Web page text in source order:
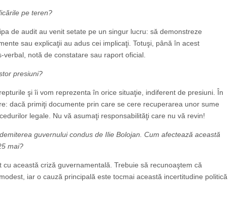
pe teren?
de audit au venit setate pe un singur lucru: să demonstreze
sau explicaţii au adus cei implicaţi. Totuşi, până în acest
notă de constatare sau raport oficial.
presiuni?
şi îi vom reprezenta în orice situaţie, indiferent de presiuni. În
dacă primiţi documente prin care se cere recuperarea unor sume
legale. Nu vă asumaţi responsabilităţi care nu vă revin!
guvernului condus de Ilie Bolojan. Cum afectează această
mai?
această criză guvernamentală. Trebuie să recunoaştem că
iar o cauză principală este tocmai această incertitudine politică